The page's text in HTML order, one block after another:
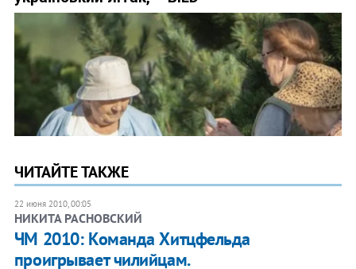
ЧИТАЙТЕ ТАКЖЕ
22 июня 2010, 00:05
НИКИТА РАСНОВСКИЙ
ЧМ 2010: Команда Хитцфельда
проигрывает чилийцам.